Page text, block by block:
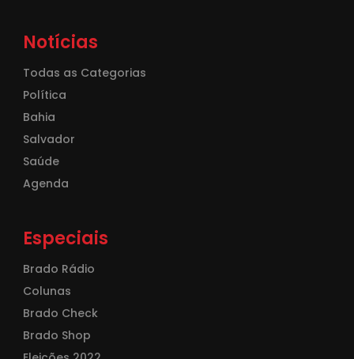
Notícias
Todas as Categorias
Política
Bahia
Salvador
Saúde
Agenda
Especiais
Brado Rádio
Colunas
Brado Check
Brado Shop